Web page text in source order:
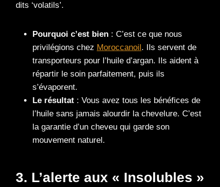
dits ‘volatils’.
Pourquoi c’est bien : C’est ce que nous
privilégions chez Moroccanoil. Ils servent de
transporteurs pour l’huile d’argan. Ils aident à
répartir le soin parfaitement, puis ils
s’évaporent.
Le résultat : Vous avez tous les bénéfices de
l’huile sans jamais alourdir la chevelure. C’est
la garantie d’un cheveu qui garde son
mouvement naturel.
3. L’alerte aux « Insolubles »